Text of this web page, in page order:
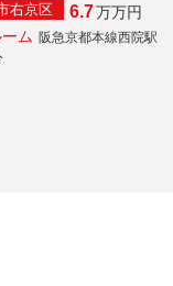
右京区 6.7万万円
ム 阪急京都本線西院駅